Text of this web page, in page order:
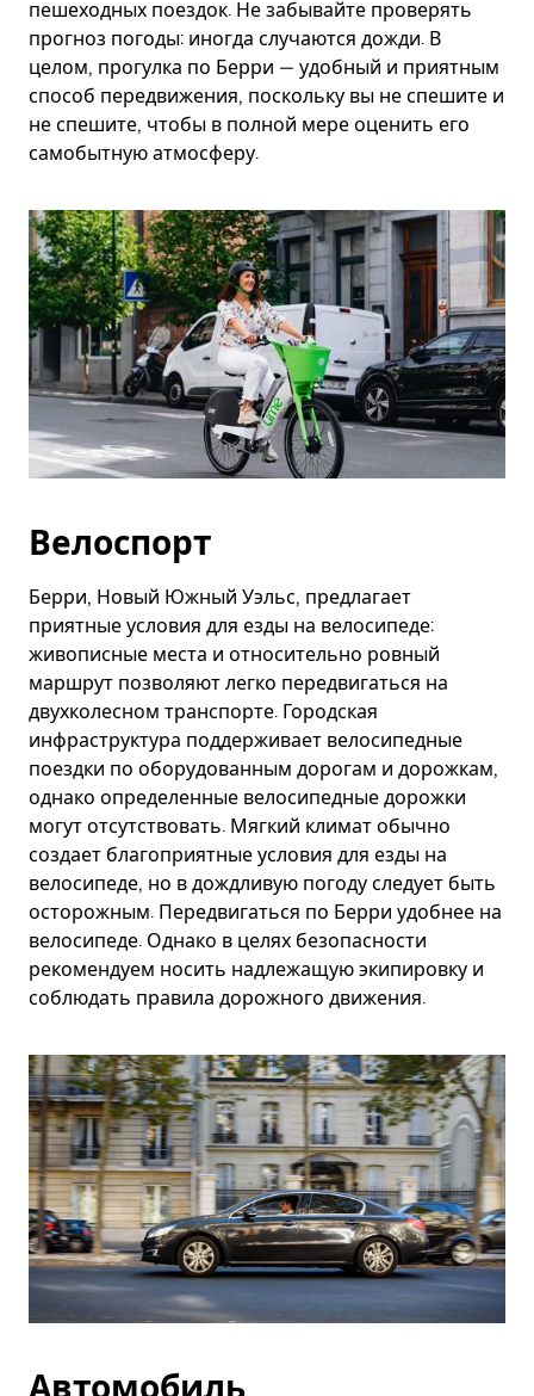
пешеходных поездок. Не забывайте проверять
прогноз погоды: иногда случаются дожди. В
целом, прогулка по Берри — удобный и приятным
способ передвижения, поскольку вы не спешите и
не спешите, чтобы в полной мере оценить его
самобытную атмосферу.
Велоспорт
Берри, Новый Южный Уэльс, предлагает
приятные условия для езды на велосипеде:
живописные места и относительно ровный
маршрут позволяют легко передвигаться на
двухколесном транспорте. Городская
инфраструктура поддерживает велосипедные
поездки по оборудованным дорогам и дорожкам,
однако определенные велосипедные дорожки
могут отсутствовать. Мягкий климат обычно
создает благоприятные условия для езды на
велосипеде, но в дождливую погоду следует быть
осторожным. Передвигаться по Берри удобнее на
велосипеде. Однако в целях безопасности
рекомендуем носить надлежащую экипировку и
соблюдать правила дорожного движения.
Автомобиль